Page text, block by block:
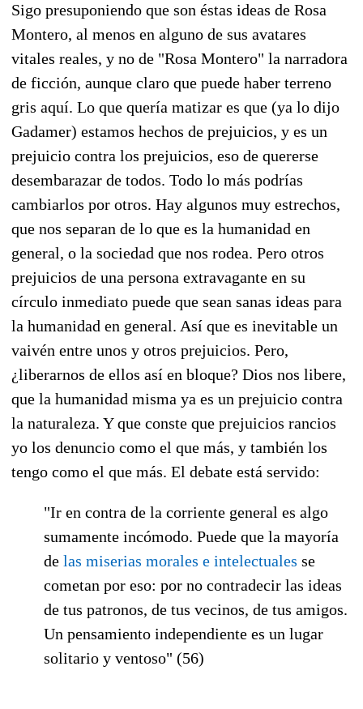
Sigo presuponiendo que son éstas ideas de Rosa
Montero, al menos en alguno de sus avatares
vitales reales, y no de "Rosa Montero" la narradora
de ficción, aunque claro que puede haber terreno
gris aquí. Lo que quería matizar es que (ya lo dijo
Gadamer) estamos hechos de prejuicios, y es un
prejuicio contra los prejuicios, eso de quererse
desembarazar de todos. Todo lo más podrías
cambiarlos por otros. Hay algunos muy estrechos,
que nos separan de lo que es la humanidad en
general, o la sociedad que nos rodea. Pero otros
prejuicios de una persona extravagante en su
círculo inmediato puede que sean sanas ideas para
la humanidad en general. Así que es inevitable un
vaivén entre unos y otros prejuicios. Pero,
¿liberarnos de ellos así en bloque? Dios nos libere,
que la humanidad misma ya es un prejuicio contra
la naturaleza. Y que conste que prejuicios rancios
yo los denuncio como el que más, y también los
tengo como el que más. El debate está servido:
"Ir en contra de la corriente general es algo
sumamente incómodo. Puede que la mayoría
de las miserias morales e intelectuales se
cometan por eso: por no contradecir las ideas
de tus patronos, de tus vecinos, de tus amigos.
Un pensamiento independiente es un lugar
solitario y ventoso" (56)